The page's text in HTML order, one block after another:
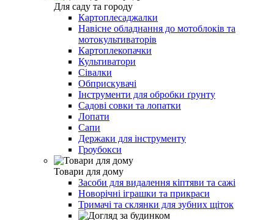
Для саду та городу
Картоплесаджалки
Навісне обладнання до мотоблоків та
мотокультиваторів
Картоплекопачки
Культиватори
Сівалки
Обприскувачі
Інструменти для обробки ґрунту
Садові совки та лопатки
Лопати
Сапи
Держаки для інструменту
Гроубокси
Товари для дому
Засоби для видалення кіптяви та сажі
Новорічні іграшки та прикраси
Тримачі та склянки для зубних щіток